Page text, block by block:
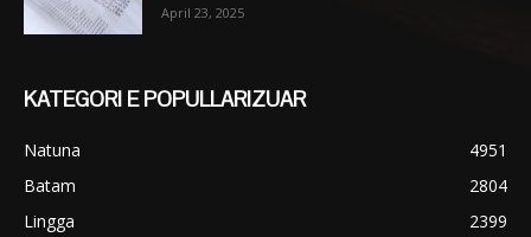
April 23, 2025
KATEGORI E POPULLARIZUAR
Natuna
4951
Batam
2804
Lingga
2399